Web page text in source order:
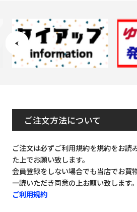
ご注文方法について
ご注文は必ずご利用規約を規約をお読
た上でお願い致します。
会員登録をしない場合でも当店でお買
一読いただき同意の上お願い致します。
ご利用規約